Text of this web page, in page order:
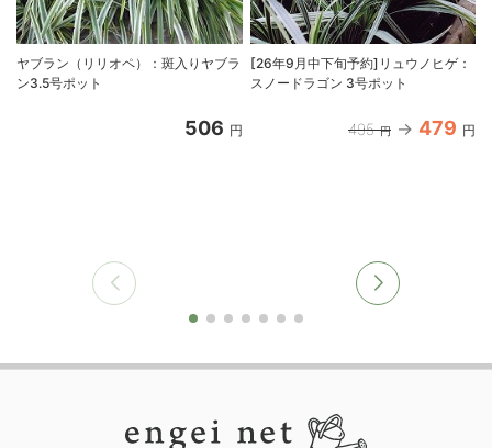
ヤブラン（リリオペ）：斑入りヤブラ
ン3.5号ポット
506 円
[26年9月中下旬予約]リュウノヒゲ：
スノードラゴン 3号ポット
495 円 479 円